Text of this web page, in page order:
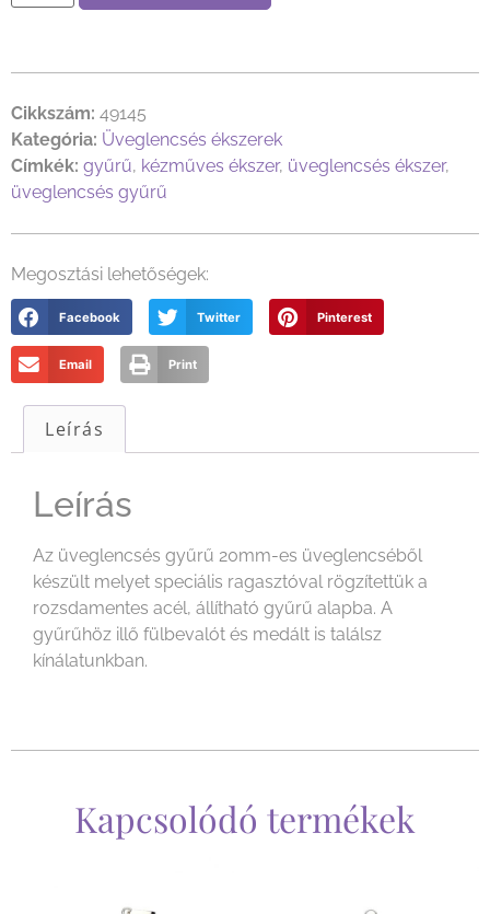
Cikkszám: 49145
Kategória: Üveglencsés ékszerek
Címkék: gyűrű, kézműves ékszer, üveglencsés ékszer,
üveglencsés gyűrű
Megosztási lehetőségek:
Facebook Twitter Pinterest
Email Print
Leírás
Leírás
Az üveglencsés gyűrű 20mm-es üveglencséből
készült melyet speciális ragasztóval rögzítettük a
rozsdamentes acél, állítható gyűrű alapba. A
gyűrűhöz illő fülbevalót és medált is találsz
kínálatunkban.
Kapcsolódó termékek